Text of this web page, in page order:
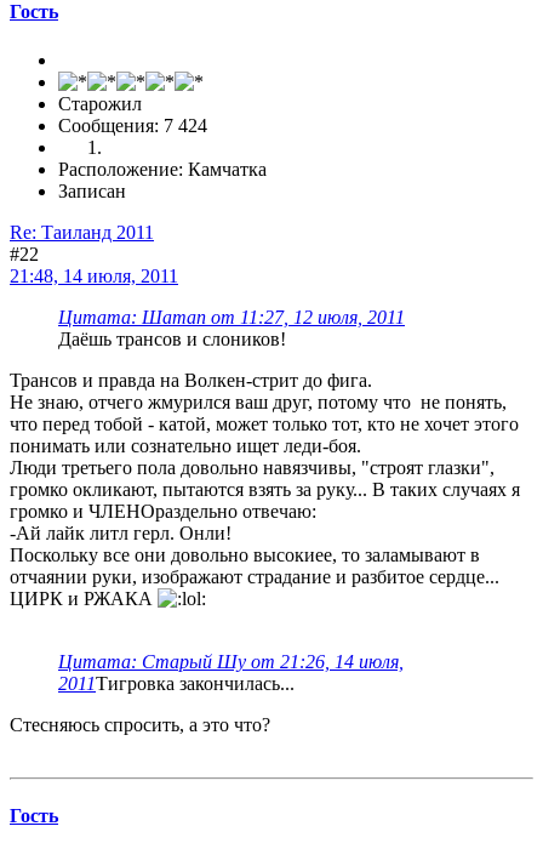
Гоcть
Старожил
Сообщения: 7 424
Расположение: Камчатка
Записан
Re: Таиланд 2011
#22
21:48, 14 июля, 2011
Цитата: Шаman от 11:27, 12 июля, 2011
Даёшь трансов и слоников!
Трансов и правда на Волкен-стрит до фига.
Не знаю, отчего жмурился ваш друг, потому что не понять,
что перед тобой - катой, может только тот, кто не хочет этого
понимать или сознательно ищет леди-боя.
Люди третьего пола довольно навязчивы, "строят глазки",
громко окликают, пытаются взять за руку... В таких случаях я
громко и ЧЛЕНОраздельно отвечаю:
-Ай лайк литл герл. Онли!
Поскольку все они довольно высокиее, то заламывают в
отчаянии руки, изображают страдание и разбитое сердце...
ЦИРК и РЖАКА
Цитата: Старый Шу от 21:26, 14 июля,
2011Тигровка закончилась...
Стесняюсь спросить, а это что?
Гоcть